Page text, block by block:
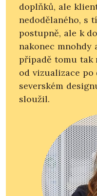
doplňků, ale
nedodělaného, s
postupně, ale k
nakonec mnohdy
případě tomu tak
od vizualizace po
severském
sloužil.